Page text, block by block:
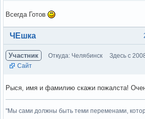
Всегда Готов
Вне форума
ЧЕшка
Участник Откуда: Челябинск Здесь с
Сайт
Рыся, имя и фамилию скажи пожалста!
"Мы сами должны быть теми переменами,